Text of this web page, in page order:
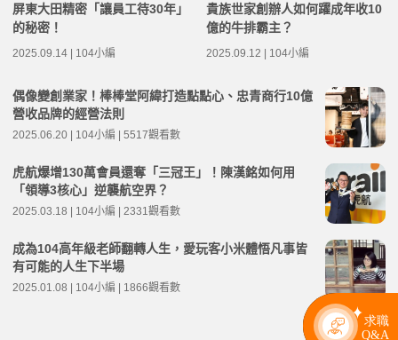
屏東大田精密「讓員工待30年」
的秘密！
2025.09.14 | 104小編
貴族世家創辦人如何躍成年收10
億的牛排霸主？
2025.09.12 | 104小編
偶像變創業家！棒棒堂阿緯打造點點心、忠青商行10億
營收品牌的經營法則
2025.06.20 | 104小編 | 5517觀看數
虎航爆增130萬會員還奪「三冠王」！陳漢銘如何用
「領導3核心」逆襲航空界？
2025.03.18 | 104小編 | 2331觀看數
成為104高年級老師翻轉人生，愛玩客小米體悟凡事皆
有可能的人生下半場
2025.01.08 | 104小編 | 1866觀看數